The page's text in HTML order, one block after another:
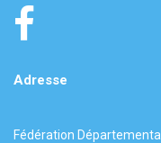
Adresse
Fédération